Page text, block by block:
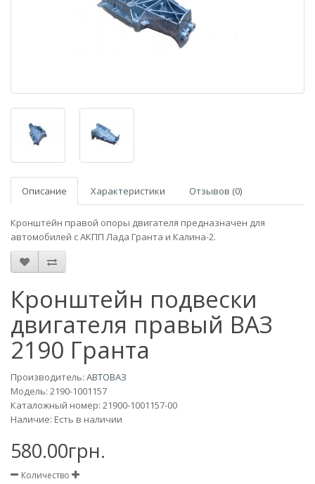
Описание Характеристики Отзывов (0)
Кронштейн правой опоры двигателя предназначен для
автомобилей с АКПП Лада Гранта и Калина-2.
Кронштейн подвески
двигателя правый ВАЗ
2190 Гранта
Производитель: АВТОВАЗ
Модель: 2190-1001157
Каталожный номер: 21900-1001157-00
Наличие: Есть в наличии
580.00грн.
Количество